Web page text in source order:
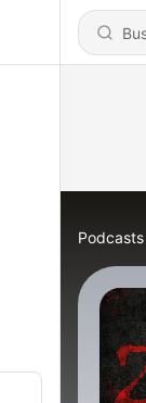
Podcasts